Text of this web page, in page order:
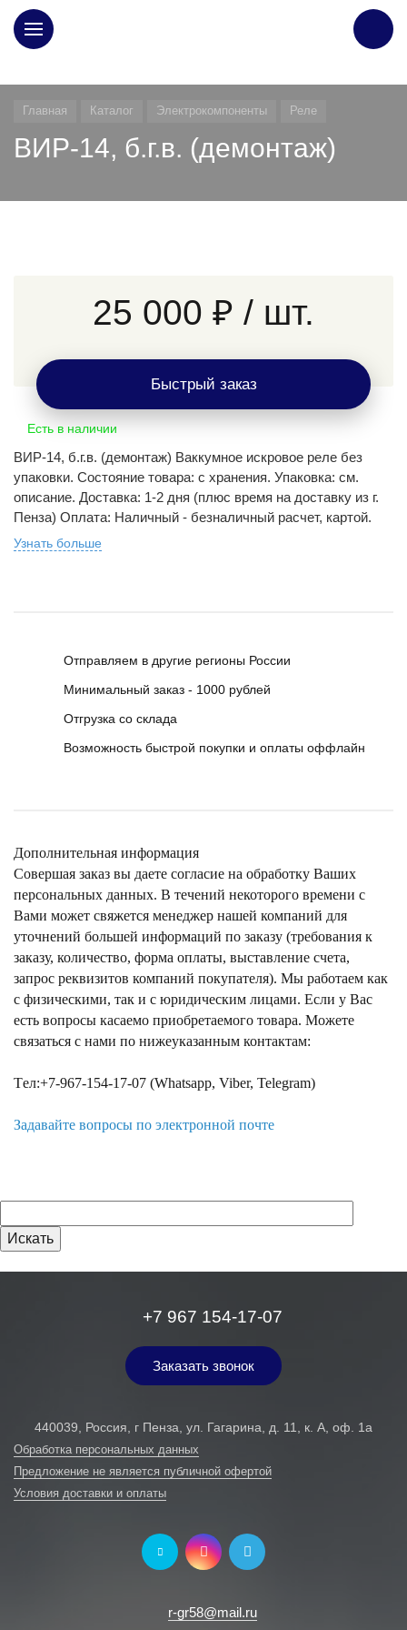
Главная Каталог Электрокомпоненты Реле
ВИР-14, б.г.в. (демонтаж)
Есть в наличии
ВИР-14, б.г.в. (демонтаж) Ваккумное искровое реле без
упаковки. Состояние товара: с хранения. Упаковка: см.
описание. Доставка: 1-2 дня (плюс время на доставку из г.
Пенза) Оплата: Наличный - безналичный расчет, картой.
Узнать больше
25 000 ₽ / шт.
Быстрый заказ
Отправляем в другие регионы России
Минимальный заказ - 1000 рублей
Отгрузка со склада
Возможность быстрой покупки и оплаты оффлайн
Дополнительная информация
Совершая заказ вы даете согласие на обработку Ваших
персональных данных. В течений некоторого времени с
Вами может свяжется менеджер нашей компаний для
уточнений большей информаций по заказу (требования к
заказу, количество, форма оплаты, выставление счета,
запрос реквизитов компаний покупателя). Мы работаем как
с физическими, так и с юридическим лицами. Если у Вас
есть вопросы касаемо приобретаемого товара. Можете
связаться с нами по нижеуказанным контактам:
Tел:+7-967-154-17-07 (Whatsapp, Viber, Telegram)
Задавайте вопросы по электронной почте
+7 967 154-17-07
Заказать звонок
440039, Россия, г Пенза, ул. Гагарина, д. 11, к. А, оф. 1а
Обработка персональных данных
Предложение не является публичной офертой
Условия доставки и оплаты
r-gr58@mail.ru